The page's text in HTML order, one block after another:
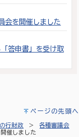
会を開催しました
答申書」を受け取
ページの先頭へ
行財政
各種審議会
催しました